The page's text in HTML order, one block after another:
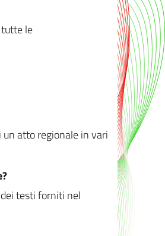
le
atto regionale in vari
testi forniti nel